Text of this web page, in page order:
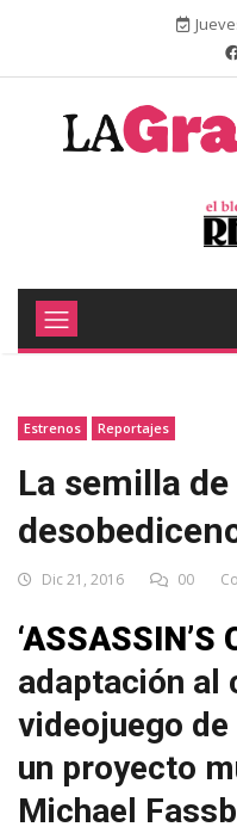
Estrenos Reportajes
La semilla
Dic 21, 2016 00
‘ASSASSIN’S
adaptación al
videojuego
un proyecto
Michael